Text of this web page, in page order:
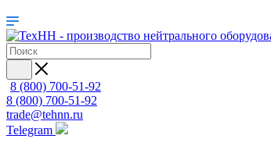
8 (800) 700-51-92
8 (800) 700-51-92
trade@tehnn.ru
Telegram